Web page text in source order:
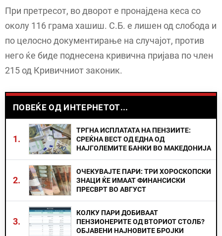
При претресот, во дворот е пронајдена кеса со
околу 116 грама хашиш. С.Б. е лишен од слобода и
по целосно документирање на случајот, против
него ќе биде поднесена кривична пријава по член
215 од Кривичниот законик.
ПОВЕЌЕ ОД ИНТЕРНЕТОТ...
1.
ТРГНА ИСПЛАТАТА НА ПЕНЗИИТЕ:
СРЕЌНА ВЕСТ ОД ЕДНА ОД
НАЈГОЛЕМИТЕ БАНКИ ВО МАКЕДОНИЈА
2.
ОЧЕКУВАЈТЕ ПАРИ: ТРИ ХОРОСКОПСКИ
ЗНАЦИ ЌЕ ИМААТ ФИНАНСИСКИ
ПРЕСВРТ ВО АВГУСТ
3.
КОЛКУ ПАРИ ДОБИВААТ
ПЕНЗИОНЕРИТЕ ОД ВТОРИОТ СТОЛБ?
ОБЈАВЕНИ НАЈНОВИТЕ БРОЈКИ